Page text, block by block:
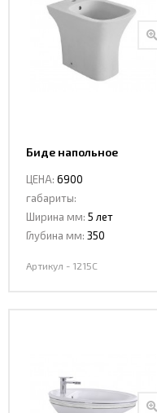
Биде напольное
ЦЕНА: 6900
габариты:
Ширина мм: 5 лет
Глубина мм: 350
Артикул - 1215C